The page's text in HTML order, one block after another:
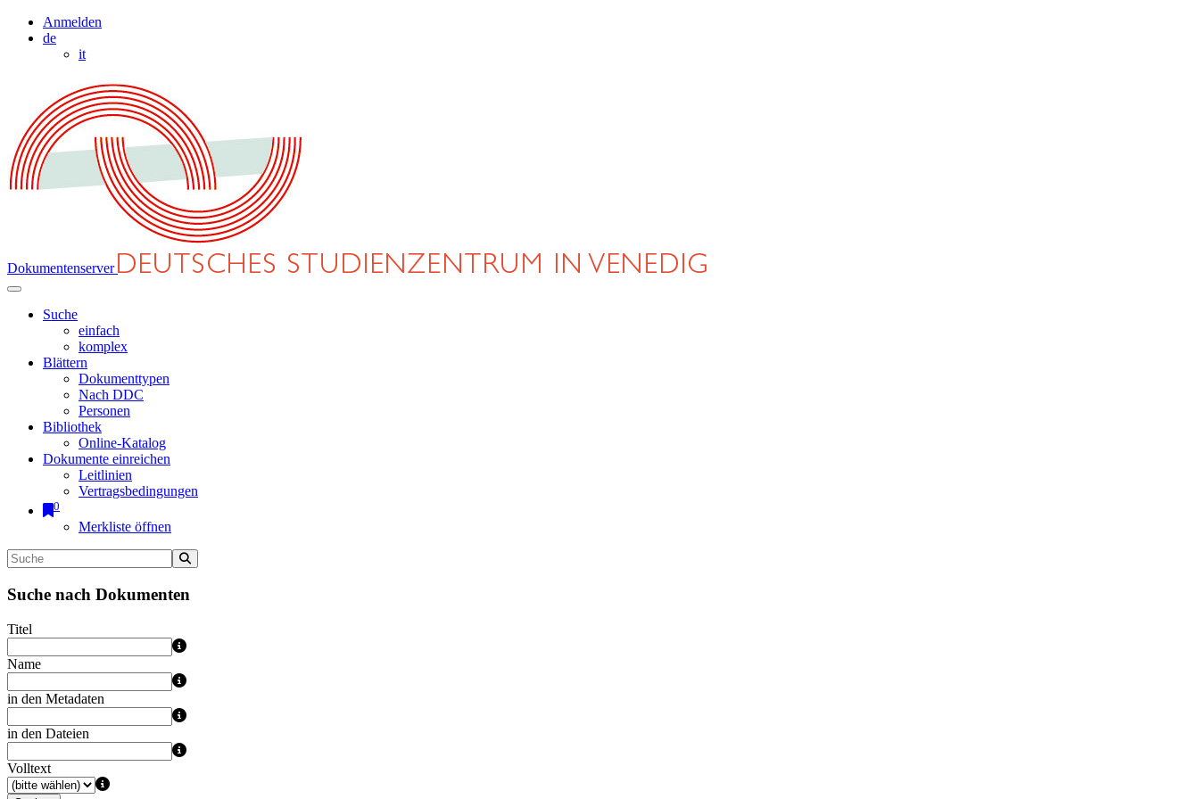
Anmelden
de
it
Dokumentenserver
Suche
einfach
komplex
Blättern
Dokumenttypen
Nach DDC
Personen
Bibliothek
Online-Katalog
Dokumente einreichen
Leitlinien
Vertragsbedingungen
0
Merkliste öffnen
Suche nach Dokumenten
Titel
Name
in den Metadaten
in den Dateien
Volltext